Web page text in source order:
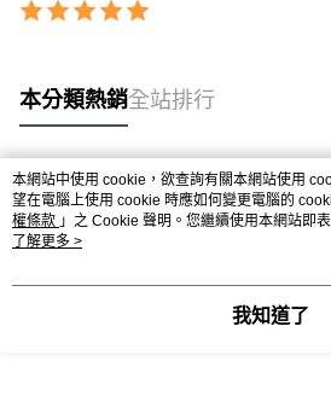
本分類熱銷全站排行
熱門標籤
本網站中使用 cookie，欲查詢有關本網站使用
望在電腦上使用 cookie 時應如何變更電腦的
權條款 」之 Cookie 聲明。您繼續使用本網站即
用條款之 Cookie 聲明使用 cookie。
了解更多 >
我知道了